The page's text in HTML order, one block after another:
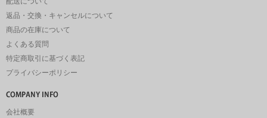
返品・交換・キャンセルについて
商品の在庫について
よくある質問
特定商取引に基づく表記
プライバシーポリシー
会社概要